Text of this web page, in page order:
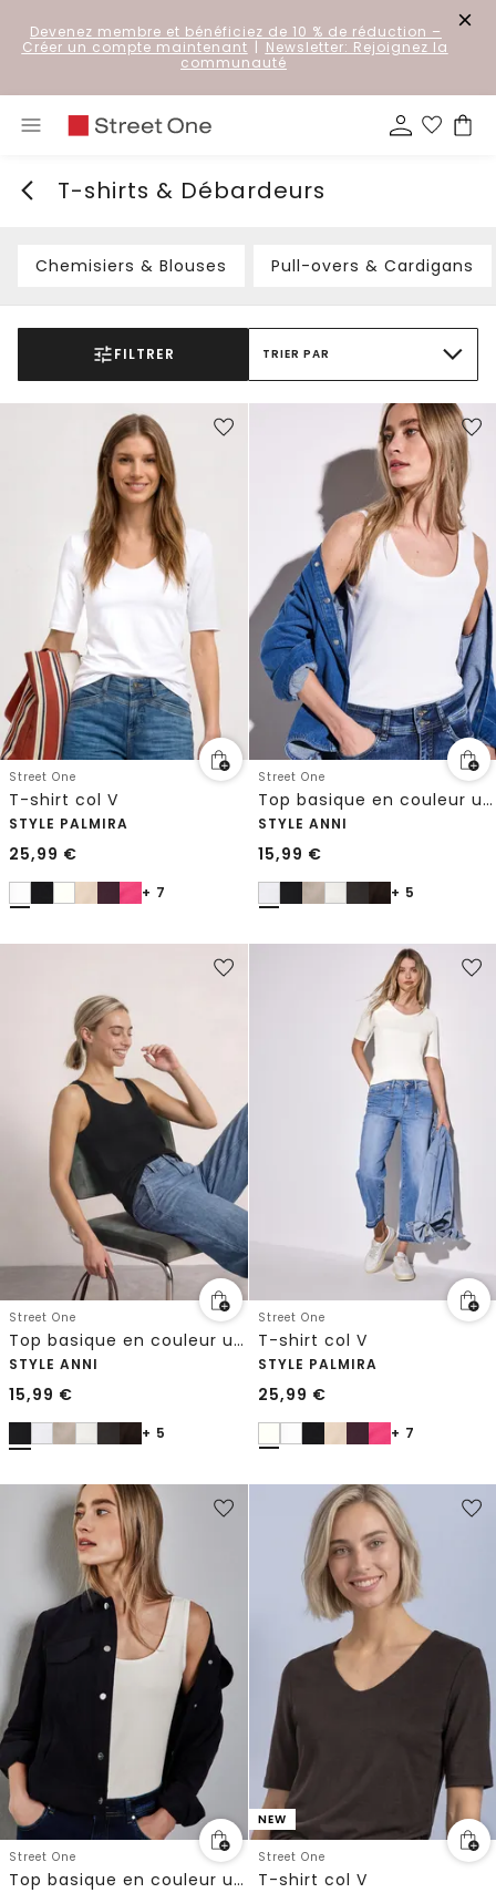
Devenez membre et bénéficiez de 10 % de réduction –
Créer un compte maintenant | Newsletter: Rejoignez la
communauté
T-shirts & Débardeurs
Chemisiers & Blouses Pull-overs & Cardigans
FILTRER TRIER PAR
Street One
T-shirt col V
STYLE PALMIRA
25,99 €
+ 7
Street One
Top basique en couleur unie
STYLE ANNI
15,99 €
+ 5
Street One
Top basique en couleur unie
STYLE ANNI
15,99 €
+ 5
Street One
T-shirt col V
STYLE PALMIRA
25,99 €
+ 7
Street One
Top basique en couleur unie
NEW
Street One
T-shirt col V